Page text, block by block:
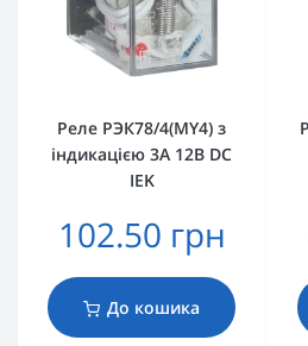
Реле РЭК78/4(MY4) з
індикацією 3А 12В DC
IEK
102.50 грн
До кошика